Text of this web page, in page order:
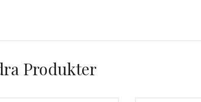
Produkter